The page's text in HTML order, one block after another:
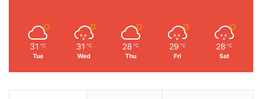
31 ℃
Tue
31 ℃
Wed
28 ℃
Thu
29 ℃
Fri
28 ℃
Sat